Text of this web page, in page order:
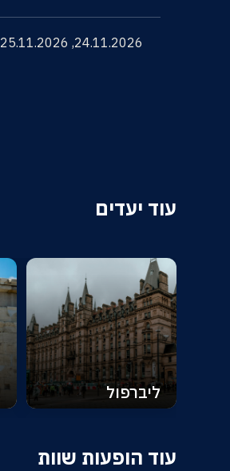
24.11.2026
,
25.11.2026
עוד יעדים
ליברפול
עוד הופעות שוות